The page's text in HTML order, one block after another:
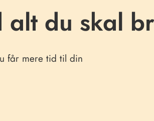
alt du skal
får mere tid til din